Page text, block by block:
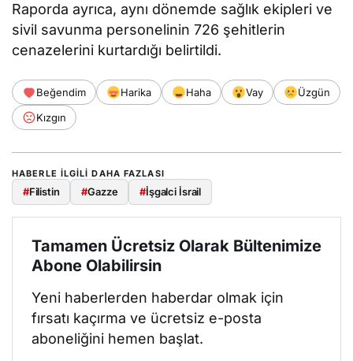
Raporda ayrıca, aynı dönemde sağlık ekipleri ve
sivil savunma personelinin 726 şehitlerin
cenazelerini kurtardığı belirtildi.
Beğendim Harika Haha Vay
Üzgün
Kızgın
HABERLE ILGILI DAHA FAZLASI
#Filistin #Gazze #İşgalci İsrail
Tamamen Ücretsiz Olarak Bültenimize
Abone Olabilirsin
Yeni haberlerden haberdar olmak için
fırsatı kaçırma ve ücretsiz e-posta
aboneliğini hemen başlat.